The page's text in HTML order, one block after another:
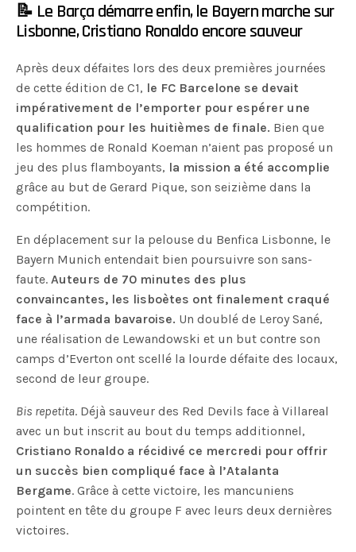
📝 Le Barça démarre enfin, le Bayern marche sur
Lisbonne, Cristiano Ronaldo encore sauveur
Après deux défaites lors des deux premières journées
de cette édition de C1, le FC Barcelone se devait
impérativement de l’emporter pour espérer une
qualification pour les huitièmes de finale. Bien que
les hommes de Ronald Koeman n’aient pas proposé un
jeu des plus flamboyants, la mission a été accomplie
grâce au but de Gerard Pique, son seizième dans la
compétition.
En déplacement sur la pelouse du Benfica Lisbonne, le
Bayern Munich entendait bien poursuivre son sans-
faute.Auteurs de 70 minutes des plus
convaincantes, les lisboètes ont finalement craqué
face à l’armada bavaroise. Un doublé de Leroy Sané,
une réalisation de Lewandowski et un but contre son
camps d’Everton ont scellé la lourde défaite des locaux,
second de leur groupe.
Bis repetita. Déjà sauveur des Red Devils face à Villareal
avec un but inscrit au bout du temps additionnel,
Cristiano Ronaldo a récidivé ce mercredi pour offrir
un succès bien compliqué face à l’Atalanta
Bergame. Grâce à cette victoire, les mancuniens
pointent en tête du groupe F avec leurs deux dernières
victoires.